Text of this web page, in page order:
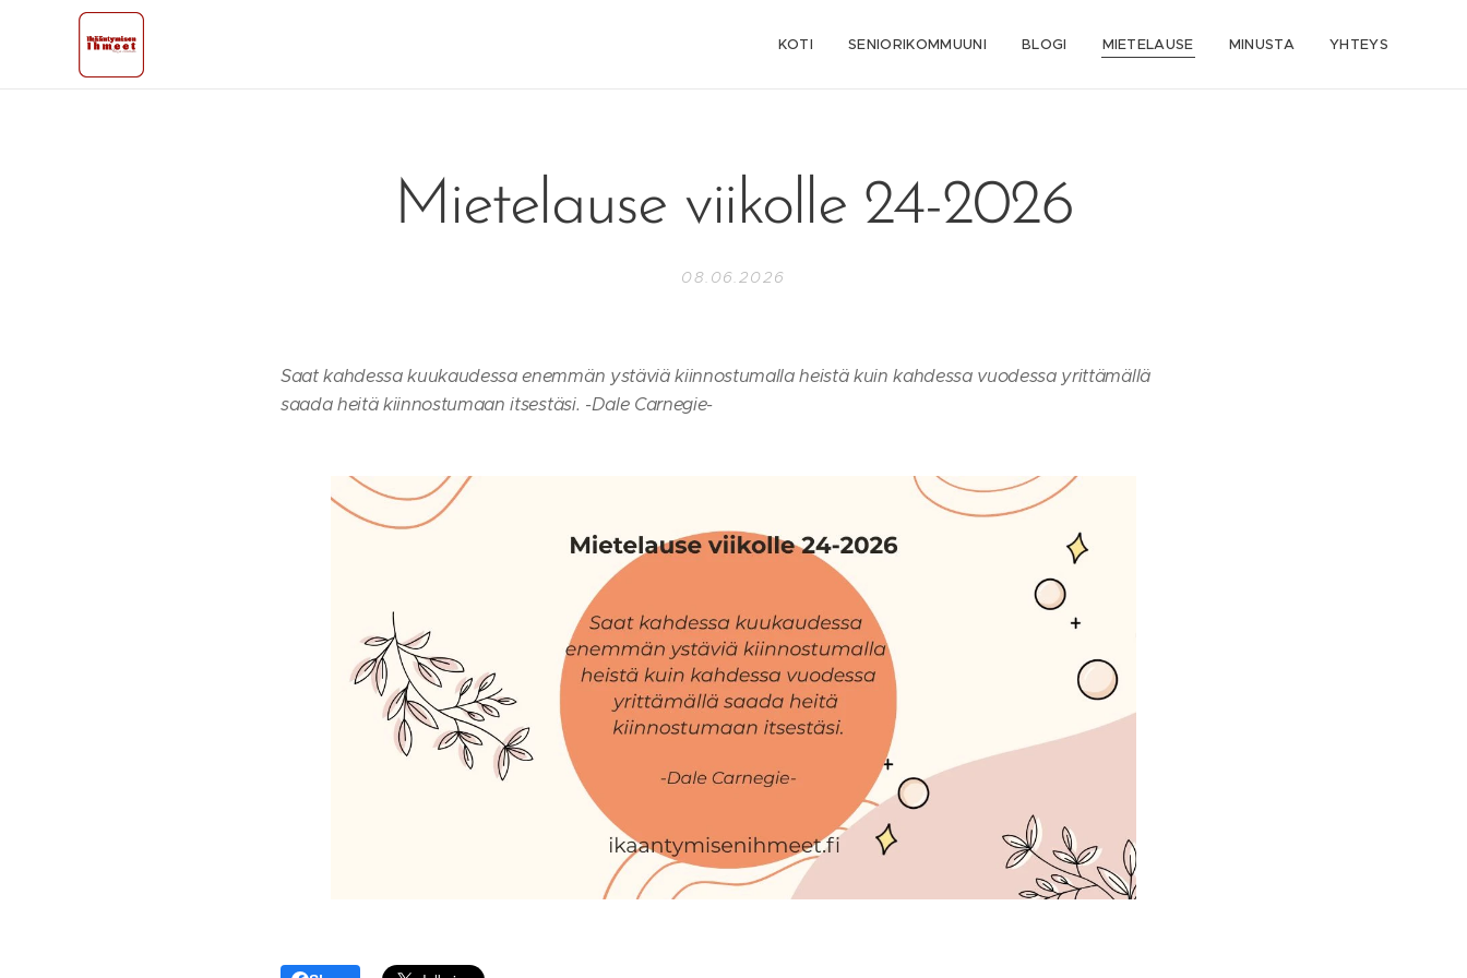
KOTI SENIORIKOMMUUNI BLOGI MIETELAUSE MINUSTA YHTEYS
Mietelause viikolle 24-2026
08.06.2026
Saat kahdessa kuukaudessa enemmän ystäviä kiinnostumalla heistä kuin kahdessa vuodessa yrittämällä
saada heitä kiinnostumaan itsestäsi. -Dale Carnegie-